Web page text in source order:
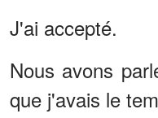
J'ai accepté.
Nous avons
que j'avais le